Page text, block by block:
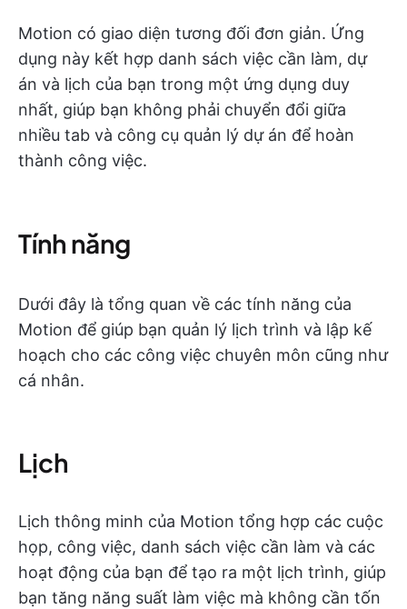
Motion có giao diện tương đối đơn giản. Ứng
dụng này kết hợp danh sách việc cần làm, dự
án và lịch của bạn trong một ứng dụng duy
nhất, giúp bạn không phải chuyển đổi giữa
nhiều tab và công cụ quản lý dự án để hoàn
thành công việc.
Tính năng
Dưới đây là tổng quan về các tính năng của
Motion để giúp bạn quản lý lịch trình và lập kế
hoạch cho các công việc chuyên môn cũng như
cá nhân.
Lịch
Lịch thông minh của Motion tổng hợp các cuộc
họp, công việc, danh sách việc cần làm và các
hoạt động của bạn để tạo ra một lịch trình, giúp
bạn tăng năng suất làm việc mà không cần tốn